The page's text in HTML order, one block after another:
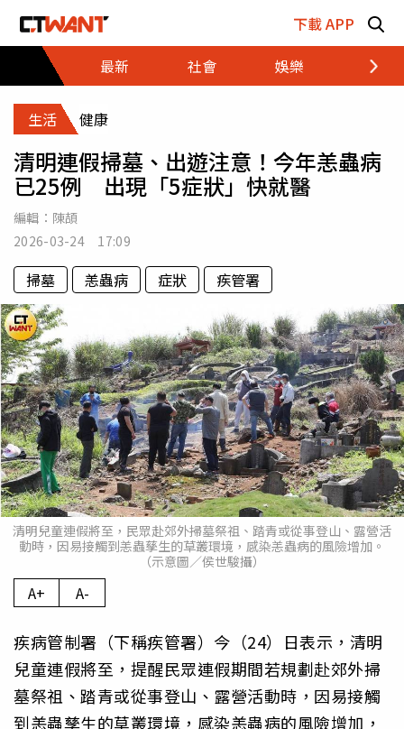
下載 APP
最新
社會 娛樂 財經
生活 健康
清明連假掃墓、出遊注意！今年恙蟲病
已25例 出現「5症狀」快就醫
編輯： 陳頡
2026-03-24 17:09
掃墓 恙蟲病 症狀 疾管署
清明兒童連假將至，民眾赴郊外掃墓祭祖、踏青或從事登山、露營活
動時，因易接觸到恙蟲孳生的草叢環境，感染恙蟲病的風險增加。
（示意圖／侯世駿攝）
A+ A-
疾病管制署（下稱疾管署）今（24）日表示，清明
兒童連假將至，提醒民眾連假期間若規劃赴郊外掃
墓祭祖、踏青或從事登山、露營活動時，因易接觸
到恙蟲孳生的草叢環境，感染恙蟲病的風險增加，